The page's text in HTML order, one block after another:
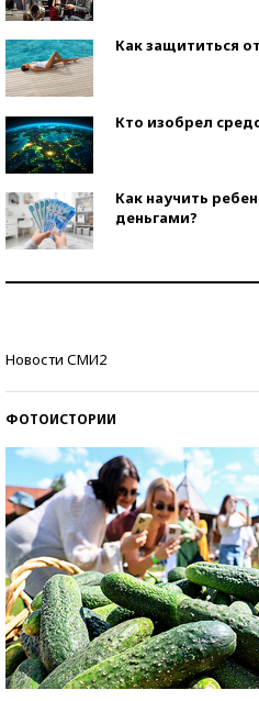
Как защититься
Кто изобрел
Как научить
деньгами?
Новости СМИ2
ФОТОИСТОРИИ